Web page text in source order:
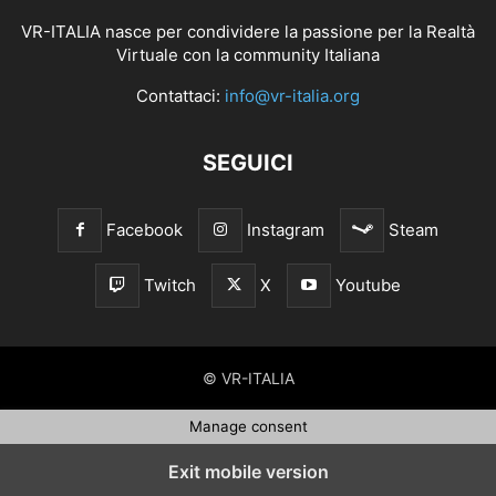
VR-ITALIA nasce per condividere la passione per la Realtà
Virtuale con la community Italiana
Contattaci: info@vr-italia.org
SEGUICI
Facebook Instagram Steam
Twitch X Youtube
© VR-ITALIA
Manage consent
Exit mobile version